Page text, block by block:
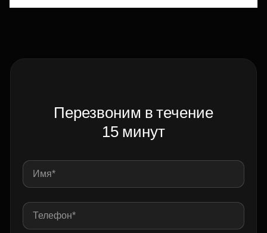
Перезвоним в течение
15 минут